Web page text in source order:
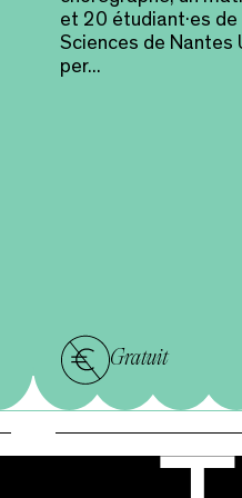
et 20 étudiant·es de
Sciences de Nantes
per...
Gratuit